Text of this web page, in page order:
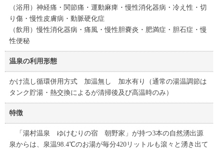
（浴用）神経痛・関節痛・運動麻痺・慢性消化器病・冷え性・切
り傷・慢性皮膚病・動脈硬化症
（飲用）慢性消化器病・痛風・慢性胆嚢炎・肥満症・胆石症・慢
性便秘
温泉の利用形態
かけ流し循環併用方式 加温無し 加水有り（通常の湯温調節は
タンク貯湯・熱交換によるが清掃後及び高温時のみ）
特徴
「湯村温泉 ゆけむりの宿 朝野家」が持つ3本の自然湧出源
泉からは、泉温98.4℃のお湯が毎分420リットルも滾々と湧き出て